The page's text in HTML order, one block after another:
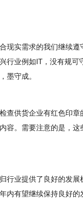
实需求的我们继续遵
行业例如IT，没有规
墨守成。
供货企业有红色印章
容。需要注意的是，
业提供了良好的发展
内有望继续保持良好